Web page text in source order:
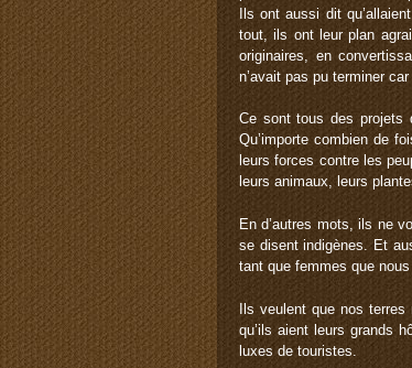
Ils ont aussi dit
tout, ils ont leur plan
originaires, en
n’avait pas pu terminer
Ce sont tous des projets
Qu’importe combien de
leurs forces contre les
leurs animaux, leurs
En d’autres mots, ils ne
se disent indigènes. Et
tant que femmes que
Ils veulent que nos
qu’ils aient leurs grands
luxes de touristes.